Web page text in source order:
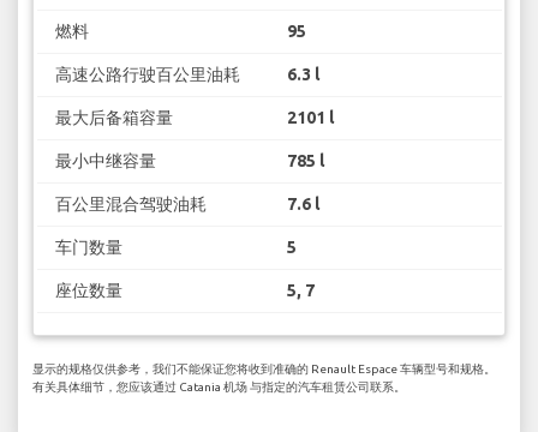
燃料 95
高速公路行驶百公里油耗 6.3 l
最大后备箱容量 2101 l
最小中继容量 785 l
百公里混合驾驶油耗 7.6 l
车门数量 5
座位数量 5, 7
显示的规格仅供参考，我们不能保证您将收到准确的 Renault Espace 车辆型号和规格。
有关具体细节，您应该通过 Catania 机场 与指定的汽车租赁公司联系。